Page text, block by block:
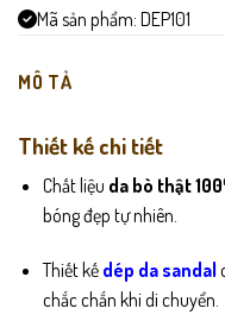
Mã sản phẩm: DEP101
MÔ TẢ
Thiết kế chi tiết
Chất liệu da bò thật
bóng đẹp tự nhiên.
Thiết kế dép da sandal
chắc chắn khi di chuyển.